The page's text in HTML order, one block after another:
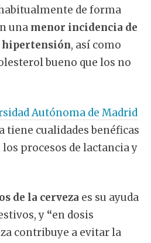
de forma
una menor incidencia de
hipertensión, así como
bueno que los no
Autónoma de Madrid
tiene cualidades benéficas
procesos de lactancia y
de la cerveza es su ayuda
y “en dosis
contribuye a evitar la